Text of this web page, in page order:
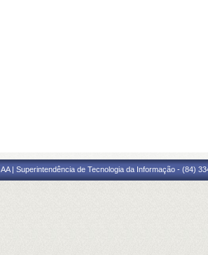
| Superintendência de Tecnologia da Informação - (84)